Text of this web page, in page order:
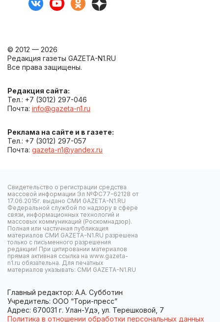
© 2012 — 2026
Редакция газеты GAZETA-N1.RU
Все права защищены.
Редакция сайта:
Тел.: +7 (3012) 297-046
Почта: info@gazeta-n1.ru
Реклама на сайте и в газете:
Тел.: +7 (3012) 297-057
Почта: gazeta-n1@yandex.ru
Свидетельство о регистрации средства
массовой информации Эл №ФС77-62128 от
17.06.2015г. выдано СМИ GAZETA-N1.RU
Федеральной службой по надзору в сфере
связи, информационных технологий и
массовых коммуникаций (Роскомнадзор).
Полная или частичная публикация
материалов СМИ GAZETA-N1.RU разрешена
только с письменного разрешения
редакции! При цитировании материалов
прямая активная ссылка на www.gazeta-
n1.ru обязательна. Для печатных
материалов указывать: СМИ GAZETA-N1.RU
Главный редактор: А.А. Субботин
Учредитель: ООО “Тори-пресс”
Адрес: 670031 г. Улан-Удэ, ул. Терешковой, 7
Политика в отношении обработки персональных данных